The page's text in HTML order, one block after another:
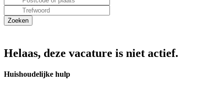
Helaas, deze vacature is niet actief.
Huishoudelijke hulp